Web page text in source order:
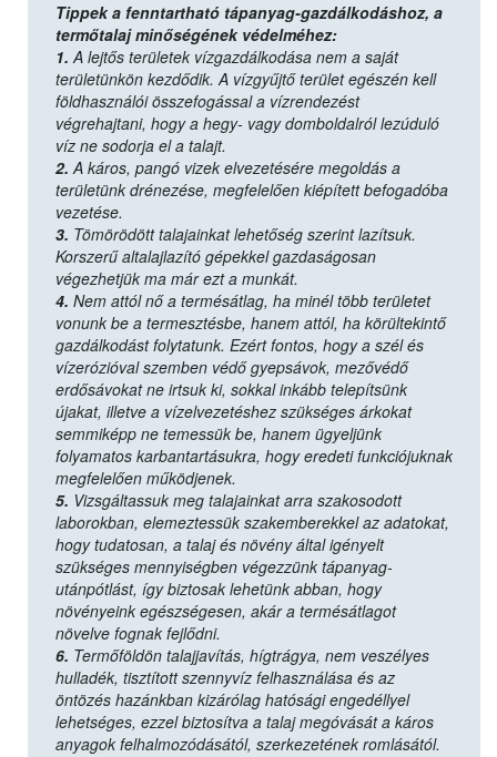
Tippek a fenntartható tápanyag-gazdálkodáshoz, a
termőtalaj minőségének védelméhez:
1. A lejtős területek vízgazdálkodása nem a saját
területünkön kezdődik. A vízgyűjtő terület egészén kell
földhasználói összefogással a vízrendezést
végrehajtani, hogy a hegy- vagy domboldalról lezúduló
víz ne sodorja el a talajt.
2. A káros, pangó vizek elvezetésére megoldás a
területünk drénezése, megfelelően kiépített befogadóba
vezetése.
3. Tömörödött talajainkat lehetőség szerint lazítsuk.
Korszerű altalajlazító gépekkel gazdaságosan
végezhetjük ma már ezt a munkát.
4. Nem attól nő a termésátlag, ha minél több területet
vonunk be a termesztésbe, hanem attól, ha körültekintő
gazdálkodást folytatunk. Ezért fontos, hogy a szél és
vízerózióval szemben védő gyepsávok, mezővédő
erdősávokat ne irtsuk ki, sokkal inkább telepítsünk
újakat, illetve a vízelvezetéshez szükséges árkokat
semmiképp ne temessük be, hanem ügyeljünk
folyamatos karbantartásukra, hogy eredeti funkciójuknak
megfelelően működjenek.
5. Vizsgáltassuk meg talajainkat arra szakosodott
laborokban, elemeztessük szakemberekkel az adatokat,
hogy tudatosan, a talaj és növény által igényelt
szükséges mennyiségben végezzünk tápanyag-
utánpótlást, így biztosak lehetünk abban, hogy
növényeink egészségesen, akár a termésátlagot
növelve fognak fejlődni.
6. Termőföldön talajjavítás, hígtrágya, nem veszélyes
hulladék, tisztított szennyvíz felhasználása és az
öntözés hazánkban kizárólag hatósági engedéllyel
lehetséges, ezzel biztosítva a talaj megóvását a káros
anyagok felhalmozódásától, szerkezetének romlásától.